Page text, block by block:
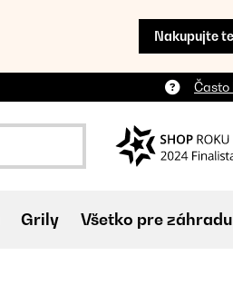
Nakupujte
Často
Grily Všetko pre záhradu